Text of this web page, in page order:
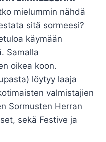
mielummin nähdä
sitä sormeesi?
käymään
Samalla
oikea koon.
löytyy laaja
valmistajien
Sormusten Herran
sekä Festive ja